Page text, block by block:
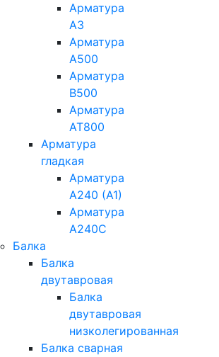
Арматура
А3
Арматура
А500
Арматура
В500
Арматура
АТ800
Арматура
гладкая
Арматура
А240 (А1)
Арматура
А240С
Балка
Балка
двутавровая
Балка
двутавровая
низколегированная
Балка сварная